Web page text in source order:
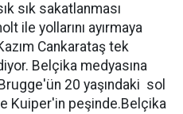
sık sakatlanması
ile yollarını ayırmaya
Cankarataş tek
Belçika medyasına
20 yaşındaki sol
Kuiper'in peşinde.Belçika